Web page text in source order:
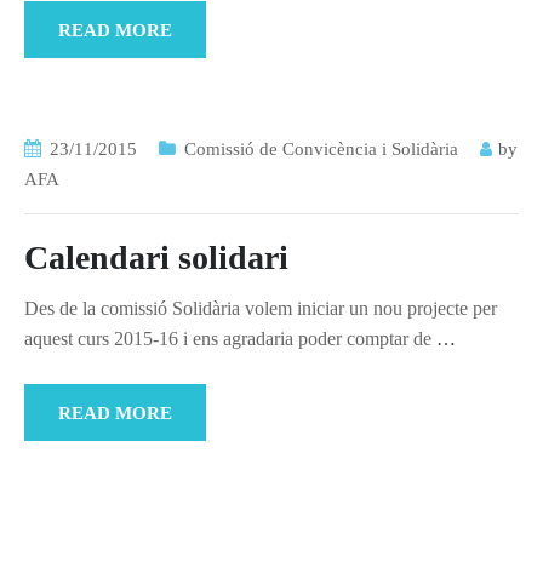
READ MORE
23/11/2015 Comissió de Convicència i Solidària
by
AFA
Calendari solidari
Des de la comissió Solidària volem iniciar un nou projecte per
aquest curs 2015-16 i ens agradaria poder comptar de …
READ MORE